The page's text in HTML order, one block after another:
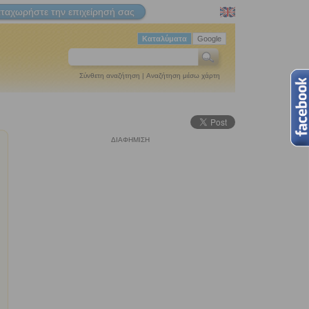
την επιχείρησή σας
Google
Καταλύματα
Σύνθετη αναζήτηση | Αναζήτηση μέσω χάρτη
ΔΙΑΦΗΜΙΣΗ